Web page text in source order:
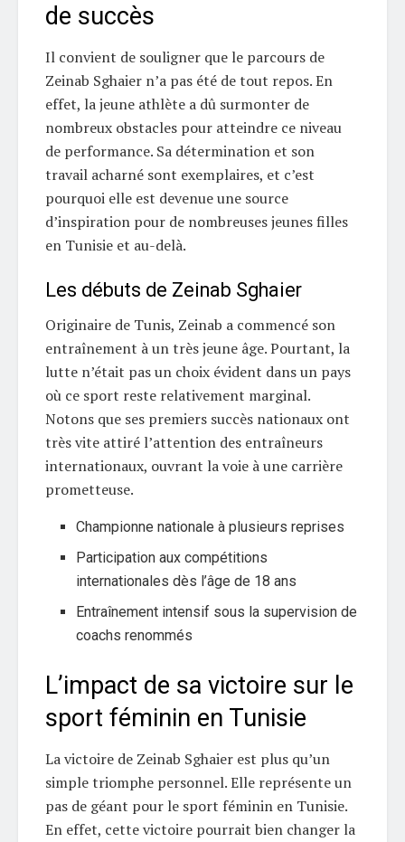
de succès
Il convient de souligner que le parcours de
Zeinab Sghaier n’a pas été de tout repos. En
effet, la jeune athlète a dû surmonter de
nombreux obstacles pour atteindre ce niveau
de performance. Sa détermination et son
travail acharné sont exemplaires, et c’est
pourquoi elle est devenue une source
d’inspiration pour de nombreuses jeunes filles
en Tunisie et au-delà.
Les débuts de Zeinab Sghaier
Originaire de Tunis, Zeinab a commencé son
entraînement à un très jeune âge. Pourtant, la
lutte n’était pas un choix évident dans un pays
où ce sport reste relativement marginal.
Notons que ses premiers succès nationaux ont
très vite attiré l’attention des entraîneurs
internationaux, ouvrant la voie à une carrière
prometteuse.
Championne nationale à plusieurs reprises
Participation aux compétitions
internationales dès l’âge de 18 ans
Entraînement intensif sous la supervision de
coachs renommés
L’impact de sa victoire sur le
sport féminin en Tunisie
La victoire de Zeinab Sghaier est plus qu’un
simple triomphe personnel. Elle représente un
pas de géant pour le sport féminin en Tunisie.
En effet, cette victoire pourrait bien changer la